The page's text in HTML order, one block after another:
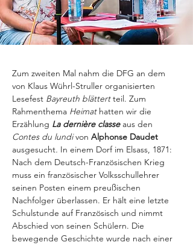
Zum zweiten Mal nahm die DFG an dem
von Klaus Wührl-Struller organisierten
Lesefest Bayreuth blättert teil. Zum
Rahmenthema Heimat hatten wir die
Erzählung La dernière classe aus den
Contes du lundi von Alphonse Daudet
ausgesucht. In einem Dorf im Elsass, 1871:
Nach dem Deutsch-Französischen Krieg
muss ein französischer Volks­schul­lehrer
seinen Posten einem preußischen
Nachfolger überlassen. Er hält eine letzte
Schulstunde auf Französisch und nimmt
Abschied von seinen Schülern. Die
bewegende Geschichte wurde nach einer